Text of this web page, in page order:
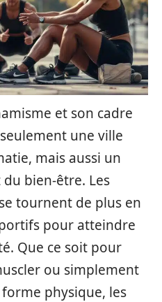
et son cadre
une ville
mais aussi un
bien-être. Les
tournent de plus en
pour atteindre
Que ce soit pour
ou simplement
physique, les